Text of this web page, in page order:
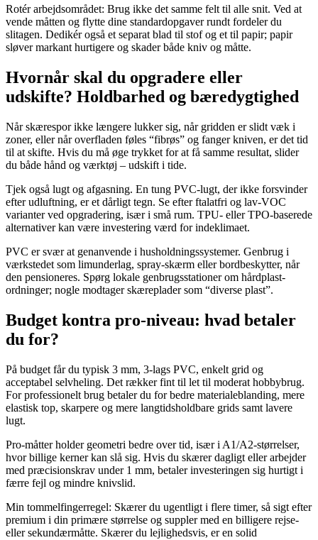
Rotér arbejdsområdet: Brug ikke det samme felt til alle snit. Ved at
vende måtten og flytte dine standardopgaver rundt fordeler du
slitagen. Dedikér også et separat blad til stof og et til papir; papir
sløver markant hurtigere og skader både kniv og måtte.
Hvornår skal du opgradere eller
udskifte? Holdbarhed og bæredygtighed
Når skærespor ikke længere lukker sig, når gridden er slidt væk i
zoner, eller når overfladen føles “fibrøs” og fanger kniven, er det tid
til at skifte. Hvis du må øge trykket for at få samme resultat, slider
du både hånd og værktøj – udskift i tide.
Tjek også lugt og afgasning. En tung PVC-lugt, der ikke forsvinder
efter udluftning, er et dårligt tegn. Se efter ftalatfri og lav-VOC
varianter ved opgradering, især i små rum. TPU- eller TPO-baserede
alternativer kan være investering værd for indeklimaet.
PVC er svær at genanvende i husholdningssystemer. Genbrug i
værkstedet som limunderlag, spray-skærm eller bordbeskytter, når
den pensioneres. Spørg lokale genbrugsstationer om hårdplast-
ordninger; nogle modtager skæreplader som “diverse plast”.
Budget kontra pro-niveau: hvad betaler
du for?
På budget får du typisk 3 mm, 3-lags PVC, enkelt grid og
acceptabel selvheling. Det rækker fint til let til moderat hobbybrug.
For professionelt brug betaler du for bedre materialeblanding, mere
elastisk top, skarpere og mere langtidsholdbare grids samt lavere
lugt.
Pro-måtter holder geometri bedre over tid, især i A1/A2-størrelser,
hvor billige kerner kan slå sig. Hvis du skærer dagligt eller arbejder
med præcisionskrav under 1 mm, betaler investeringen sig hurtigt i
færre fejl og mindre knivslid.
Min tommelfingerregel: Skærer du ugentligt i flere timer, så sigt efter
premium i din primære størrelse og suppler med en billigere rejse-
eller sekundærmåtte. Skærer du lejlighedsvis, er en solid